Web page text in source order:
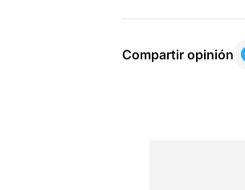
Compartir opinión